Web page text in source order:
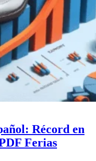
Récord en
Ferias